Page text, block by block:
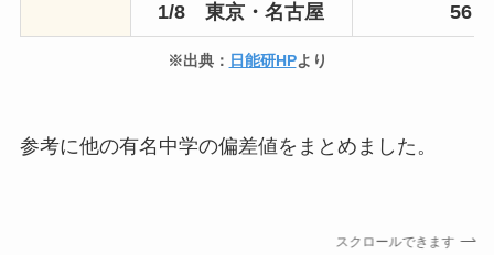
1/8 東京・名古屋 56
※出典： 日能研HPより
参考に他の有名中学の偏差値をまとめました。
スクロールできます